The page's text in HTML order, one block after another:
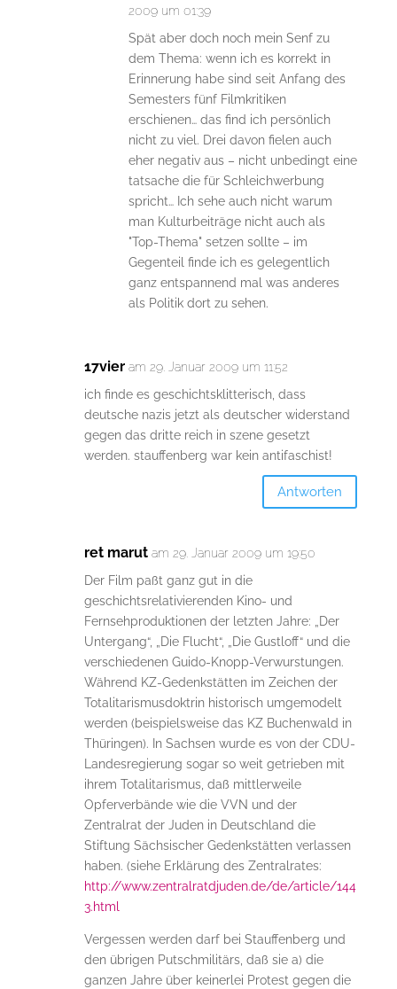
2009 um 01:39
Spät aber doch noch mein Senf zu
dem Thema: wenn ich es korrekt in
Erinnerung habe sind seit Anfang des
Semesters fünf Filmkritiken
erschienen… das find ich persönlich
nicht zu viel. Drei davon fielen auch
eher negativ aus – nicht unbedingt eine
tatsache die für Schleichwerbung
spricht… Ich sehe auch nicht warum
man Kulturbeiträge nicht auch als
"Top-Thema" setzen sollte – im
Gegenteil finde ich es gelegentlich
ganz entspannend mal was anderes
als Politik dort zu sehen.
17vier am 29. Januar 2009 um 11:52
ich finde es geschichtsklitterisch, dass
deutsche nazis jetzt als deutscher widerstand
gegen das dritte reich in szene gesetzt
werden. stauffenberg war kein antifaschist!
Antworten
ret marut am 29. Januar 2009 um 19:50
Der Film paßt ganz gut in die
geschichtsrelativierenden Kino- und
Fernsehproduktionen der letzten Jahre: „Der
Untergang“, „Die Flucht“, „Die Gustloff“ und die
verschiedenen Guido-Knopp-Verwurstungen.
Während KZ-Gedenkstätten im Zeichen der
Totalitarismusdoktrin historisch umgemodelt
werden (beispielsweise das KZ Buchenwald in
Thüringen). In Sachsen wurde es von der CDU-
Landesregierung sogar so weit getrieben mit
ihrem Totalitarismus, daß mittlerweile
Opferverbände wie die VVN und der
Zentralrat der Juden in Deutschland die
Stiftung Sächsischer Gedenkstätten verlassen
haben. (siehe Erklärung des Zentralrates:
http://www.zentralratdjuden.de/de/article/144
3.html
Vergessen werden darf bei Stauffenberg und
den übrigen Putschmilitärs, daß sie a) die
ganzen Jahre über keinerlei Protest gegen die